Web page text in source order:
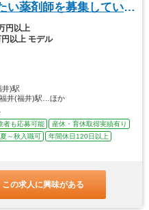
い薬剤師を募集していま
円以上
以上 モデル
井)駅
井(福井)駅…ほか
者も応募可能
産休・育休取得実績有り
夏～秋入職可
年間休日120日以上
この求人に興味がある